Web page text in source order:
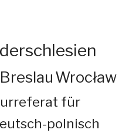
Breslau Wrocław
für
polnisch